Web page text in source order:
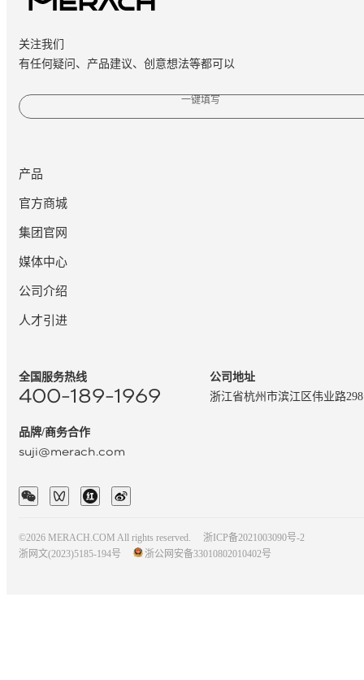
关注我们
有任何疑问、产品建议、创意想法等都可以
一键填写
产品
官方商城
集团官网
媒体中心
公司介绍
人才引进
全国服务热线
400-189-1969
品牌/商务合作
suji@merach.com
公司地址
浙江省杭州市滨江区伟业路
©2026 MERACH.COM All rights reserved.
浙ICP备2021003090号-2
浙网文(2023)5185-194号
浙公网安备33010802010402号